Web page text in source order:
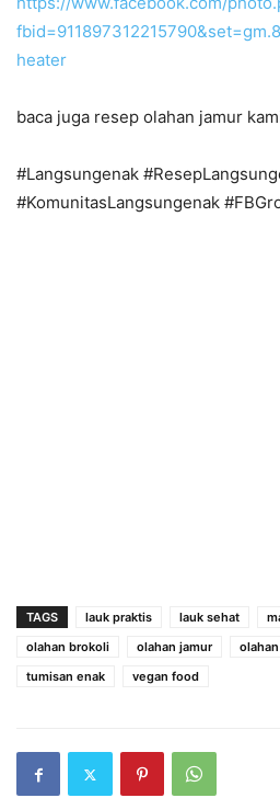
heater
baca juga resep olahan jamur
#Langsungenak
#KomunitasLangsungenak
TAGS lauk praktis lauk sehat
olahan brokoli
olahan jamur
tumisan enak
vegan food